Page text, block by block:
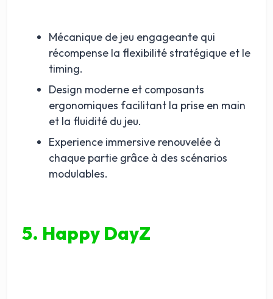
Mécanique de jeu engageante qui
récompense la flexibilité stratégique et le
timing.
Design moderne et composants
ergonomiques facilitant la prise en main
et la fluidité du jeu.
Experience immersive renouvelée à
chaque partie grâce à des scénarios
modulables.
5. Happy DayZ